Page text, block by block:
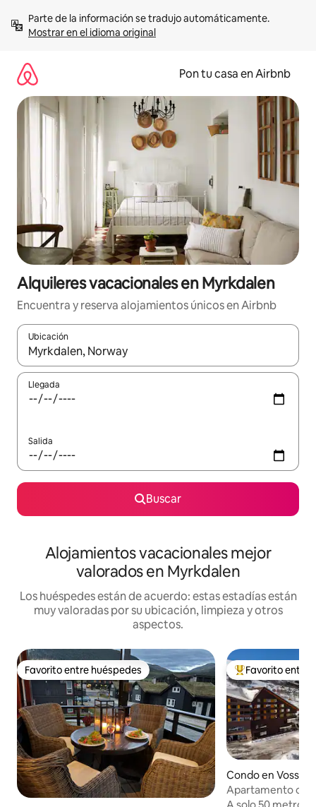
contenidoMostrar en el idioma original
Pon tu casa en Airbnb
Alquileres vacacionales en Myrkdalen
Encuentra y reserva alojamientos únicos en Airbnb
Ubicación
Cuando los resultados estén disponibles, navega con las
Llegada
Salida
Buscar
Alojamientos vacacionales mejor
valorados en Myrkdalen
Los huéspedes están de acuerdo: estas estadías están
muy valoradas por su ubicación, limpieza y otros
aspectos.
Favorito entre huéspedes
Favorito entre huéspedes Favorito entre
Favorito entre
Condo en Voss
Apartamento
A solo 50 metros